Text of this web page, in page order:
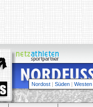
Nordost | Süden | Westen